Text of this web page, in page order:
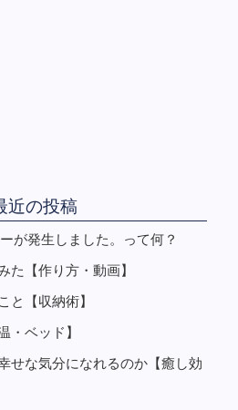
近の投稿
が発生しました。って何？
た【作り方・動画】
と【収納術】
・ベッド】
せな気分になれるのか【癒し効